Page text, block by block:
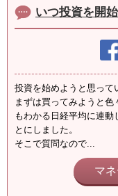
いつ投資を開
投資を始めようと思って
まずは買ってみようと
もわかる日経平均に連動
とにしました。
そこで質問なので...
マ